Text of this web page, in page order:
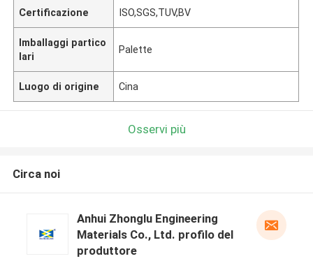
Certificazione ISO,SGS,TUV,BV
Imballaggi partico
lari
Palette
Luogo di origine Cina
Osservi più
Circa noi
Anhui Zhonglu Engineering
Materials Co., Ltd. profilo del
produttore